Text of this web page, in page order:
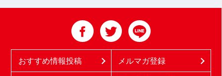
おすすめ情報投稿 メルマガ登録